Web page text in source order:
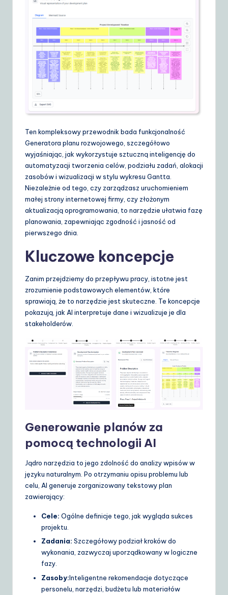
lu
ti
o
Ten kompleksowy przewodnik bada funkcjonalność
Generatora planu rozwojowego, szczegółowo
wyjaśniając, jak wykorzystuje sztuczną inteligencję do
automatyzacji tworzenia celów, podziału zadań, alokacji
zasobów i wizualizacji w stylu wykresu Gantta.
Niezależnie od tego, czy zarządzasz uruchomieniem
małej strony internetowej firmy, czy złożonym
aktualizacją oprogramowania, to narzędzie ułatwia fazę
planowania, zapewniając zgodność i jasność od
pierwszego dnia.
Kluczowe koncepcje
Zanim przejdziemy do przepływu pracy, istotne jest
zrozumienie podstawowych elementów, które
sprawiają, że to narzędzie jest skuteczne. Te koncepcje
pokazują, jak AI interpretuje dane i wizualizuje je dla
stakeholderów.
Generowanie planów za
pomocą technologii AI
Jądro narzędzia to jego zdolność do analizy wpisów w
języku naturalnym. Po otrzymaniu opisu problemu lub
celu, AI generuje zorganizowany tekstowy plan
zawierający:
Cele: Ogólne definicje tego, jak wygląda sukces
projektu.
Zadania: Szczegółowy podział kroków do
wykonania, zazwyczaj uporządkowany w logiczne
fazy.
Zasoby:Inteligentne rekomendacje dotyczące
personelu, narzędzi, budżetu lub materiałów